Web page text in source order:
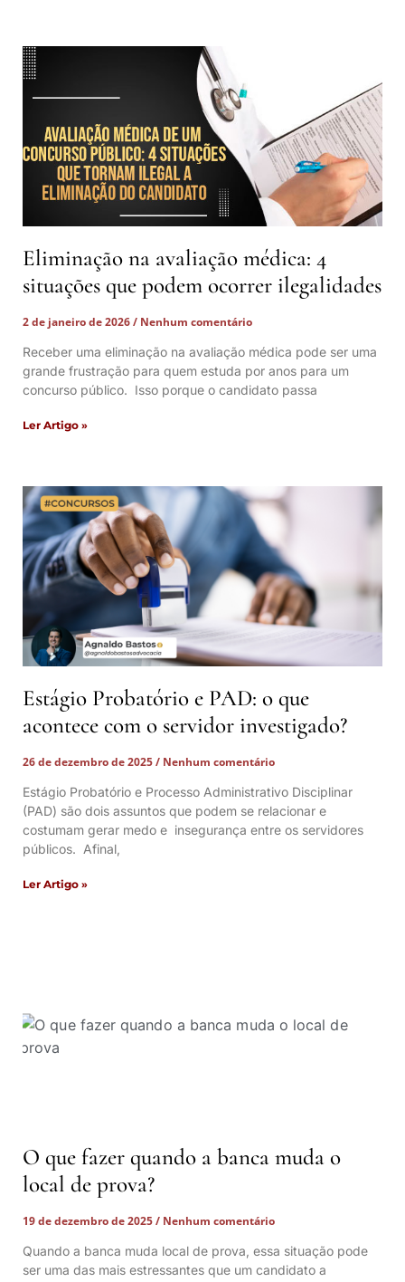
Eliminação na avaliação médica: 4
situações que podem ocorrer ilegalidades
2 de janeiro de 2026
Nenhum comentário
Receber uma eliminação na avaliação médica pode ser uma
grande frustração para quem estuda por anos para um
concurso público. Isso porque o candidato passa
Ler Artigo »
Estágio Probatório e PAD: o que
acontece com o servidor investigado?
26 de dezembro de 2025
Nenhum comentário
Estágio Probatório e Processo Administrativo Disciplinar
(PAD) são dois assuntos que podem se relacionar e
costumam gerar medo e insegurança entre os servidores
públicos. Afinal,
Ler Artigo »
O que fazer quando a banca muda o
local de prova?
19 de dezembro de 2025
Nenhum comentário
Quando a banca muda local de prova, essa situação pode
ser uma das mais estressantes que um candidato a